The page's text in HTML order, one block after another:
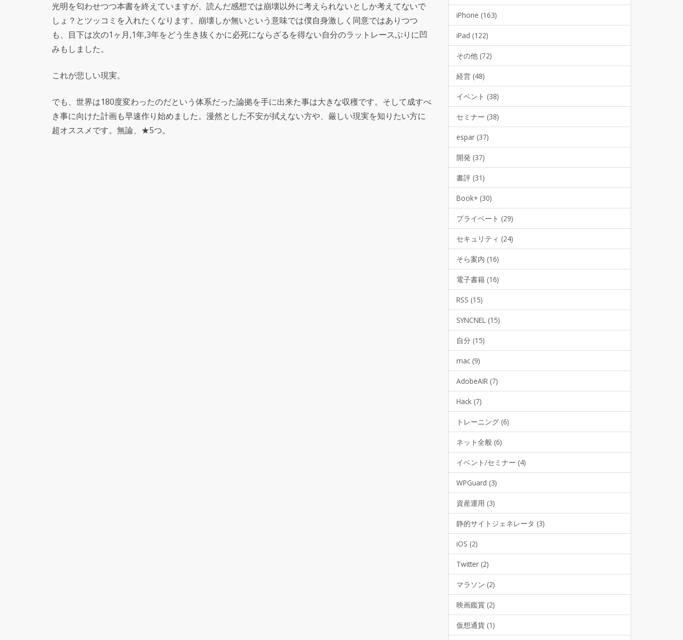
光明を匂わせつつ本書を終えていますが、読んだ感想では崩壊以外に考えられないとしか考えてないで
しょ？とツッコミを入れたくなります。崩壊しか無いという意味では僕自身激しく同意ではありつつ
も、目下は次の1ヶ月,1年,3年をどう生き抜くかに必死にならざるを得ない自分のラットレースぶりに凹
みもしました。
これが悲しい現実。
でも、世界は180度変わったのだという体系だった論拠を手に出来た事は大きな収穫です。そして成すべ
き事に向けた計画も早速作り始めました。漫然とした不安が拭えない方や、厳しい現実を知りたい方に
超オススメです。無論、★5つ。
iPhone (163)
iPad (122)
その他 (72)
経営 (48)
イベント (38)
セミナー (38)
espar (37)
開発 (37)
書評 (31)
Book+ (30)
プライベート (29)
セキュリティ (24)
そら案内 (16)
電子書籍 (16)
RSS (15)
SYNCNEL (15)
自分 (15)
mac (9)
AdobeAIR (7)
Hack (7)
トレーニング (6)
ネット全般 (6)
イベント/セミナー (4)
WPGuard (3)
資産運用 (3)
静的サイトジェネレータ (3)
iOS (2)
Twitter (2)
マラソン (2)
映画鑑賞 (2)
仮想通貨 (1)